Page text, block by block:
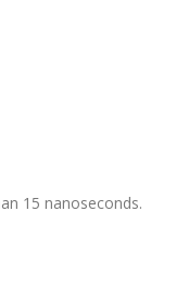
15 nanoseconds.